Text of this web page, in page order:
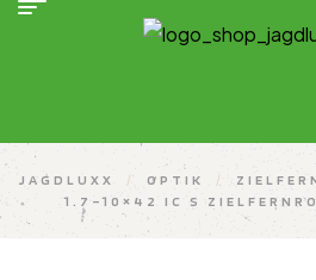
JAGDLUXX / OPTIK /
1.7–10×42 IC S